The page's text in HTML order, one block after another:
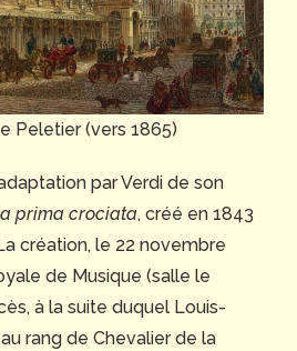
Peletier (vers 1865)
par Verdi de son
prima crociata, créé en 1843
création, le 22 novembre
de Musique (salle le
à la suite duquel Louis-
rang de Chevalier de la